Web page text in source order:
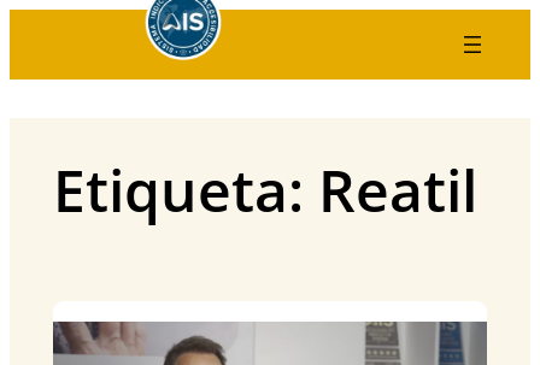
contenido
Etiqueta: Reatil